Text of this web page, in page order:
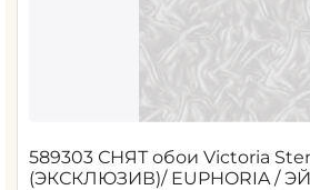
589303 СНЯТ обои Victoria
(ЭКСКЛЮЗИВ)/ EUPHORIA / ЭЙФОРИЯ /